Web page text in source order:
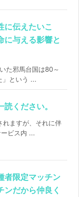
に伝えたいこ
に与える影響と
た邪馬台国は80～
」という ...
読ください。
れますが、それに伴
ビス内 ...
者限定マッチン
ンだから仲良く